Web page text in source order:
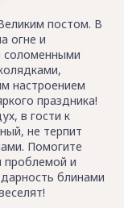
постом. В
огне и
соломенными
настроением
праздника!
в гости к
не терпит
Помогите
проблемой и
блинами